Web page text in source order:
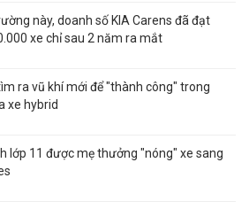
này, doanh số KIA Carens đã đạt
xe chỉ sau 2 năm ra mắt
ra vũ khí mới để "thành công" trong
xe hybrid
lớp 11 được mẹ thưởng "nóng" xe sang